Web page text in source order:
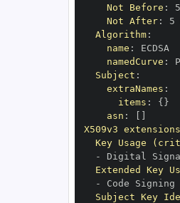
Not Before :
Not After: 5
Algorithm:
name :
namedCurve : P
Subject :
extraNames :
items : { }
asn :
X509v3 extensions
Key Usage
-
Extended Key
-
Subject Key